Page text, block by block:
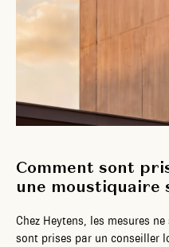
Comment sont
une moustiquaire
Chez Heytens, les mesures
sont prises par un conseiller